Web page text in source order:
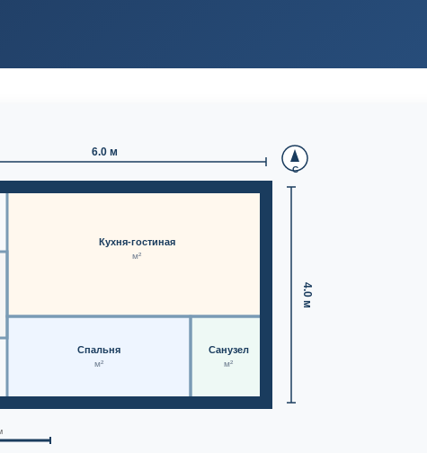
Кухня-гостиная
м²
Спальня
м²
Санузел
м²
6.0 м
4.0 м
С